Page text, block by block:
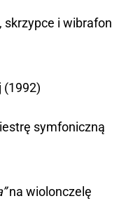
i wibrafon
(1992)
symfoniczną
na wiolonczelę